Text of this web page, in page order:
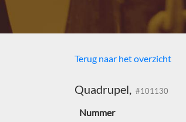
Terug naar het overzicht
Quadrupel, #101130
Nummer